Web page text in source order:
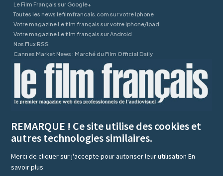
Le Film Français sur Google+
Toutes les news lefilmfrancais.com sur votre Iphone
Votre magazine Le film français sur votre Iphone/Ipad
Votre magazine Le film français sur Android
Nos Flux RSS
Cannes Market News : Marché du Film Official Daily
REMARQUE ! Ce site utilise des cookies et
autres technologies similaires.
Merci de cliquer sur j'accepte pour autoriser leur utilisationEn
savoir plus